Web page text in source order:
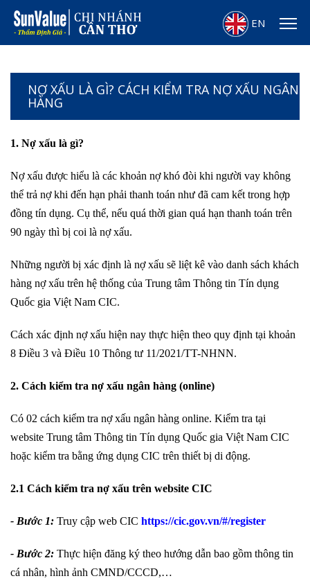
EN
NỢ XẤU LÀ GÌ? CÁCH KIỂM TRA NỢ XẤU NGÂN
HÀNG
1. Nợ xấu là gì?
Nợ xấu được hiểu là các khoản nợ khó đòi khi người vay không
thể trả nợ khi đến hạn phải thanh toán như đã cam kết trong hợp
đồng tín dụng. Cụ thể, nếu quá thời gian quá hạn thanh toán trên
90 ngày thì bị coi là nợ xấu.
Những người bị xác định là nợ xấu sẽ liệt kê vào danh sách khách
hàng nợ xấu trên hệ thống của Trung tâm Thông tin Tín dụng
Quốc gia Việt Nam CIC.
Cách xác định nợ xấu hiện nay thực hiện theo quy định tại khoản
8 Điều 3 và Điều 10 Thông tư 11/2021/TT-NHNN.
2. Cách kiểm tra nợ xấu ngân hàng (online)
Có 02 cách kiểm tra nợ xấu ngân hàng online. Kiểm tra tại
website Trung tâm Thông tin Tín dụng Quốc gia Việt Nam CIC
hoặc kiểm tra bằng ứng dụng CIC trên thiết bị di động.
2.1 Cách kiểm tra nợ xấu trên website CIC
- Bước 1: Truy cập web CIC https://cic.gov.vn/#/register
- Bước 2: Thực hiện đăng ký theo hướng dẫn bao gồm thông tin
cá nhân, hình ảnh CMND/CCCD,…